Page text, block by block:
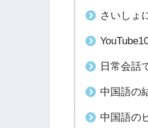
さいしょ
日常会話
中国語の
中国語の